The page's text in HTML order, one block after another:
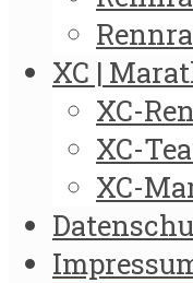
XC |
XC-
XC-
XC-